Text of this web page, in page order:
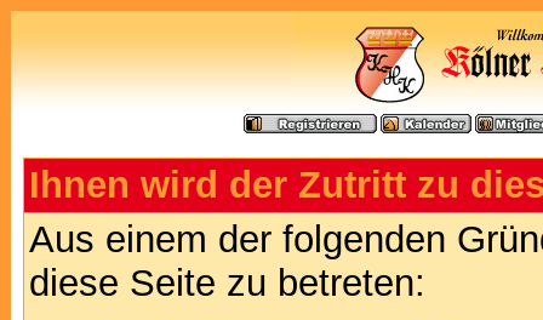
Ihnen wird der Zutritt zu
Aus einem der folgenden
diese Seite zu betreten: